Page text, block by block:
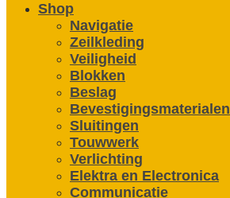
Shop
Navigatie
Zeilkleding
Veiligheid
Blokken
Beslag
Bevestigings­­materialen
Sluitingen
Touwwerk
Verlichting
Elektra en Electronica
Communicatie